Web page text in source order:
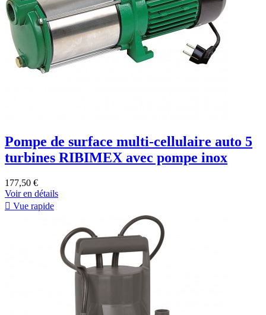
Pompe de surface multi-cellulaire auto 5
turbines RIBIMEX avec pompe inox
177,50 €
Voir en détails
 Vue rapide